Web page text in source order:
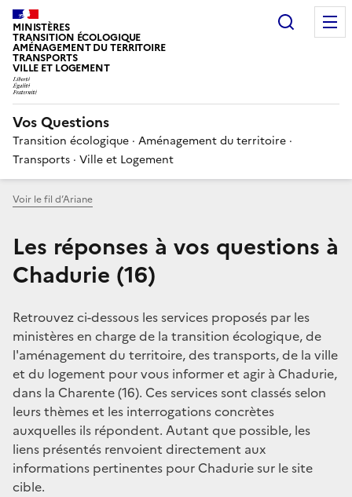
MINISTÈRES
TRANSITION ÉCOLOGIQUE
AMÉNAGEMENT DU TERRITOIRE
TRANSPORTS
VILLE ET LOGEMENT
Vos Questions
Transition écologique · Aménagement du territoire ·
Transports · Ville et Logement
Voir le fil d’Ariane
Les réponses à vos questions à
Chadurie (16)
Retrouvez ci-dessous les services proposés par les
ministères en charge de la transition écologique, de
l'aménagement du territoire, des transports, de la ville
et du logement pour vous informer et agir à Chadurie,
dans la Charente (16). Ces services sont classés selon
leurs thèmes et les interrogations concrètes
auxquelles ils répondent. Autant que possible, les
liens présentés renvoient directement aux
informations pertinentes pour Chadurie sur le site
cible.